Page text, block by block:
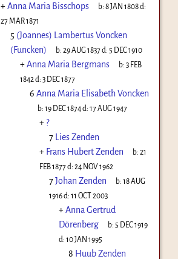
+Anna Maria Bisschops b:8 JAN 1808d:
27 MAR 1871
5 (Joannes) Lambertus Voncken
(Funcken)
b:29 AUG 1837d: 5 DEC 1910
+Anna Maria Bergmans b:3 FEB
1842 d: 3 DEC 1877
6 Anna Maria Elisabeth Voncken
b:19 DEC 1874d:17 AUG 1947
+ ?
7 Lies Zenden
+ Frans Hubert Zenden b:21
FEB 1877d: 24 NOV 1962
7Johan Zenden b:18 AUG
1916d: 11 OCT 2003
+Anna Gertrud
Dörenberg
b: 5 DEC 1919
d: 10 JAN 1995
8 Huub Zenden